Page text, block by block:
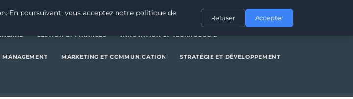
GENERAL GESTION ET FINANCESINNOVATION ET TECHNOLOGIE
GESTION ET FINANCES INNOVATION ET TECHNOLOGIE
MANAGEMENT MARKETING ET COMMUNICATION STRATÉGIE ET DÉVELOPPEMENT
En poursuivant, vous acceptez notre politique de
Refuser Accepter